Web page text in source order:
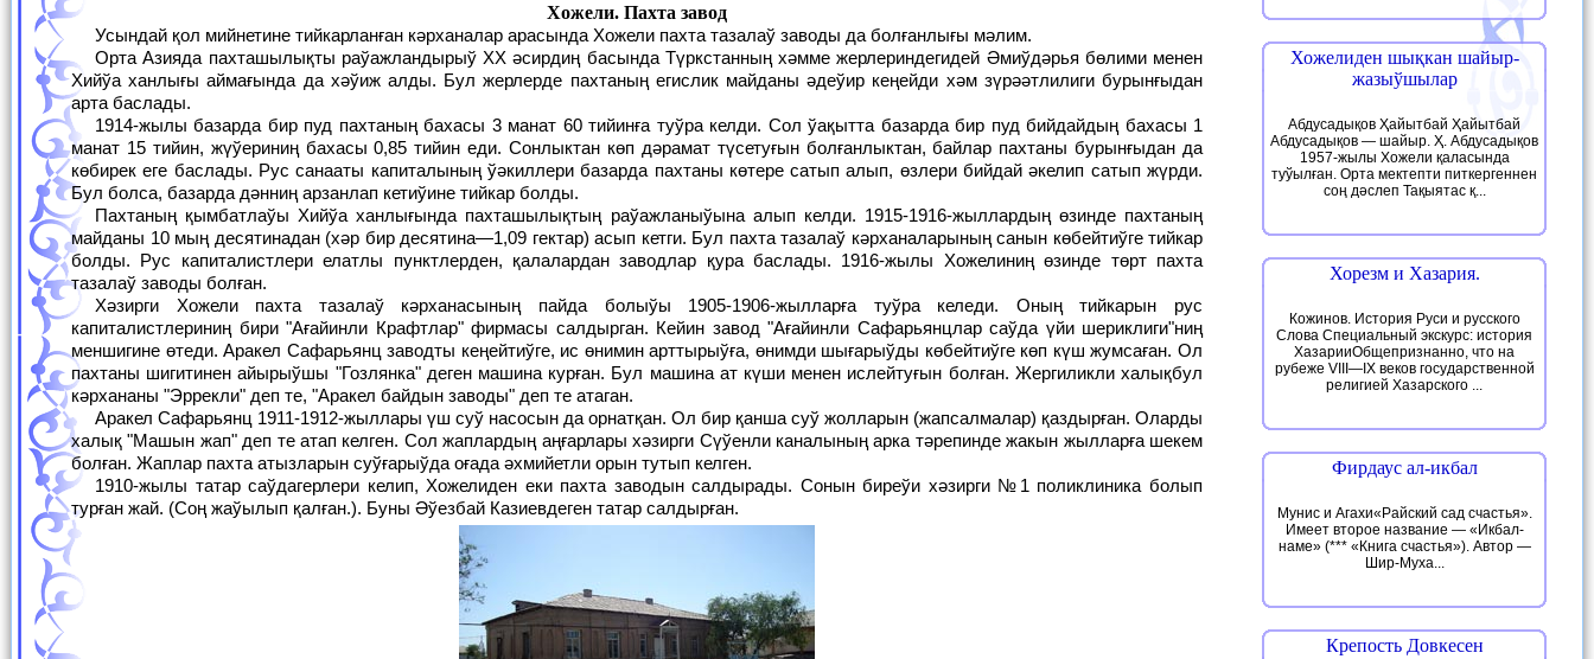
Хожели. Пахта завод
Усындай қол мийнетине тийкарланған кәрханалар арасында Хожели пахта тазалаў заводы да болғанлығы мәлим.
Орта Азияда пахташылықты раўажландырыў XX әсирдиң басында Түркстанның хәмме жерлериндегидей Әмиўдәрья бөлими менен
Хийўа ханлығы аймағында да хәўиж алды. Бул жерлерде пахтаның егислик майданы әдеўир кеңейди хәм зүрәәтлилиги бурынғыдан
арта баслады.
1914-жылы базарда бир пуд пахтаның бахасы 3 манат 60 тийинға туўра келди. Сол ўақытта базарда бир пуд бийдайдың бахасы 1
манат 15 тийин, жүўериниң бахасы 0,85 тийин еди. Сонлыктан көп дәрамат түсетуғын болғанлыктан, байлар пахтаны бурынғыдан да
көбирек еге баслады. Рус санааты капиталының ўәкиллери базарда пахтаны көтере сатып алып, өзлери бийдай әкелип сатып жүрди.
Бул болса, базарда дәнниң арзанлап кетиўине тийкар болды.
Пахтаның қымбатлаўы Хийўа ханлығында пахташылықтың раўажланыўына алып келди. 1915-1916-жыллардың өзинде пахтаның
майданы 10 мың десятинадан (хәр бир десятина—1,09 гектар) асып кетги. Бул пахта тазалаў кәрханаларының санын көбейтиўге тийкар
болды. Рус капиталистлери елатлы пунктлерден, қалалардан заводлар қура баслады. 1916-жылы Хожелиниң өзинде төрт пахта
тазалаў заводы болған.
Хәзирги Хожели пахта тазалаў кәрханасының пайда болыўы 1905-1906-жылларға туўра келеди. Оның тийкарын рус
капиталистлериниң бири "Ағайинли Крафтлар" фирмасы салдырган. Кейин завод "Ағайинли Сафарьянцлар саўда үйи шериклиги"ниң
меншигине өтеди. Аракел Сафарьянц заводты кеңейтиўге, ис өнимин арттырыўға, өнимди шығарыўды көбейтиўге көп күш жумсаған. Ол
пахтаны шигитинен айырыўшы "Гозлянка" деген машина курған. Бул машина ат күши менен ислейтуғын болған. Жергиликли халықбул
кәрхананы "Эррекли" деп те, "Аракел байдын заводы" деп те атаган.
Аракел Сафарьянц 1911-1912-жыллары үш суў насосын да орнатқан. Ол бир қанша суў жолларын (жапсалмалар) қаздырған. Оларды
халық "Машын жап" деп те атап келген. Сол жаплардың аңғарлары хәзирги Сүўенли каналының арка тәрепинде жакын жылларға шекем
болған. Жаплар пахта атызларын суўғарыўда оғада әхмийетли орын тутып келген.
1910-жылы татар саўдагерлери келип, Хожелиден еки пахта заводын салдырады. Сонын биреўи хәзирги №1 поликлиника болып
турған жай. (Соң жаўылып қалған.). Буны Әўезбай Казиевдеген татар салдырған.
Хожелиден шықкан шайыр-
жазыўшылар
Абдусадықов Ҳайытбай Ҳайытбай
Абдусадықов — шайыр. Ҳ. Абдусадықов
1957-жылы Хожели қаласында
туўылған. Орта мектепти питкергеннен
соң дәслеп Тақыятас қ...
Хорезм и Хазария.
Кожинов. История Руси и русского
Слова Специальный экскурс: история
ХазарииОбщепризнанно, что на
рубеже VIII—IX веков государственной
религией Хазарского ...
Фирдаус ал-икбал
Мунис и Агахи«Райский сад счастья».
Имеет второе название — «Икбал-
наме» (*** «Книга счастья»). Автор —
Шир-Муха...
Крепость Довкесен